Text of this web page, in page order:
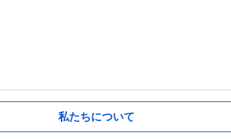
私たちについて